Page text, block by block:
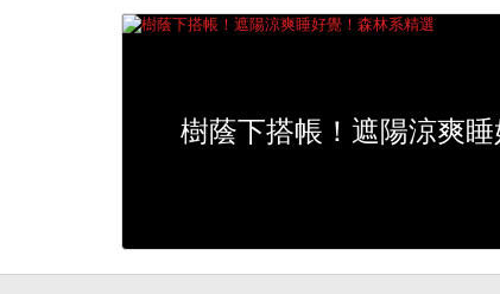
樹蔭下搭帳！遮陽涼爽